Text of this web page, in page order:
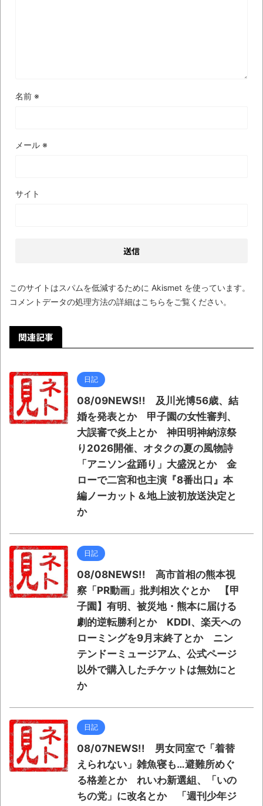
名前 ※
メール ※
サイト
このサイトはスパムを低減するために Akismet を使っています。
コメントデータの処理方法の詳細はこちらをご覧ください。
関連記事
日記
08/09NEWS!! 及川光博56歳、結
婚を発表とか 甲子園の女性審判、
大誤審で炎上とか 神田明神納涼祭
り2026開催、オタクの夏の風物詩
「アニソン盆踊り」大盛況とか 金
ローで二宮和也主演『8番出口』本
編ノーカット＆地上波初放送決定と
か
日記
08/08NEWS!! 高市首相の熊本視
察「PR動画」批判相次ぐとか 【甲
子園】有明、被災地・熊本に届ける
劇的逆転勝利とか KDDI、楽天への
ローミングを9月末終了とか ニン
テンドーミュージアム、公式ページ
以外で購入したチケットは無効にと
か
日記
08/07NEWS!! 男女同室で「着替
えられない」雑魚寝も…避難所めぐ
る格差とか れいわ新選組、「いの
ちの党」に改名とか 「週刊少年ジ